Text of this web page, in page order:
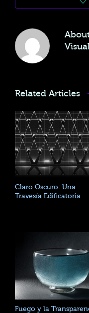
Related Articles
Claro Oscuro: Una
Travesía Edificatoria
Fuego y la